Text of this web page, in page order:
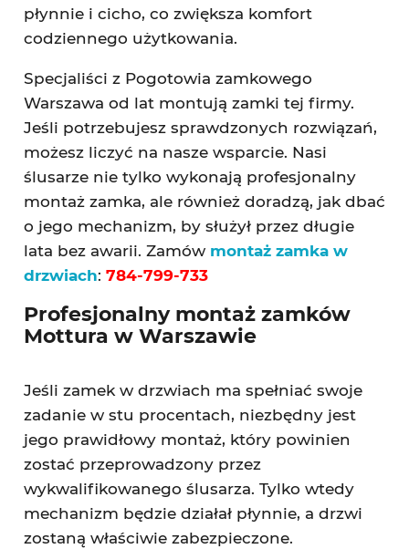
płynnie i cicho, co zwiększa komfort
codziennego użytkowania.
Specjaliści z Pogotowia zamkowego
Warszawa od lat montują zamki tej firmy.
Jeśli potrzebujesz sprawdzonych rozwiązań,
możesz liczyć na nasze wsparcie. Nasi
ślusarze nie tylko wykonają profesjonalny
montaż zamka, ale również doradzą, jak dbać
o jego mechanizm, by służył przez długie
lata bez awarii. Zamów montaż zamka w
drzwiach: 784-799-733
Profesjonalny montaż zamków
Mottura w Warszawie
Jeśli zamek w drzwiach ma spełniać swoje
zadanie w stu procentach, niezbędny jest
jego prawidłowy montaż, który powinien
zostać przeprowadzony przez
wykwalifikowanego ślusarza. Tylko wtedy
mechanizm będzie działał płynnie, a drzwi
zostaną właściwie zabezpieczone.